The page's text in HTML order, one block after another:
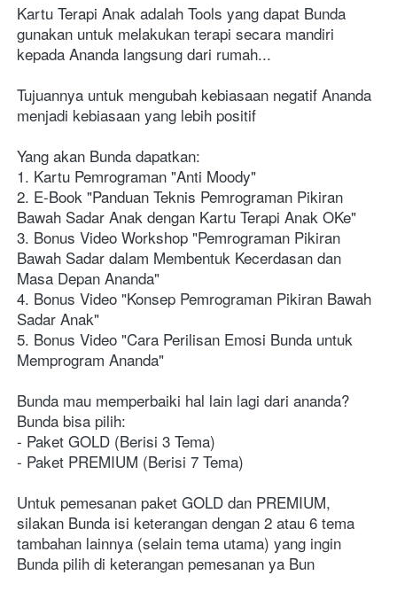
Kartu Terapi Anak adalah Tools yang dapat Bunda
gunakan untuk melakukan terapi secara mandiri
kepada Ananda langsung dari rumah...
Tujuannya untuk mengubah kebiasaan negatif Ananda
menjadi kebiasaan yang lebih positif
Yang akan Bunda dapatkan:
1. Kartu Pemrograman "Anti Moody"
2. E-Book "Panduan Teknis Pemrograman Pikiran
Bawah Sadar Anak dengan Kartu Terapi Anak OKe"
3. Bonus Video Workshop "Pemrograman Pikiran
Bawah Sadar dalam Membentuk Kecerdasan dan
Masa Depan Ananda"
4. Bonus Video "Konsep Pemrograman Pikiran Bawah
Sadar Anak"
5. Bonus Video "Cara Perilisan Emosi Bunda untuk
Memprogram Ananda"
Bunda mau memperbaiki hal lain lagi dari ananda?
Bunda bisa pilih:
- Paket GOLD (Berisi 3 Tema)
- Paket PREMIUM (Berisi 7 Tema)
Untuk pemesanan paket GOLD dan PREMIUM,
silakan Bunda isi keterangan dengan 2 atau 6 tema
tambahan lainnya (selain tema utama) yang ingin
Bunda pilih di keterangan pemesanan ya Bun